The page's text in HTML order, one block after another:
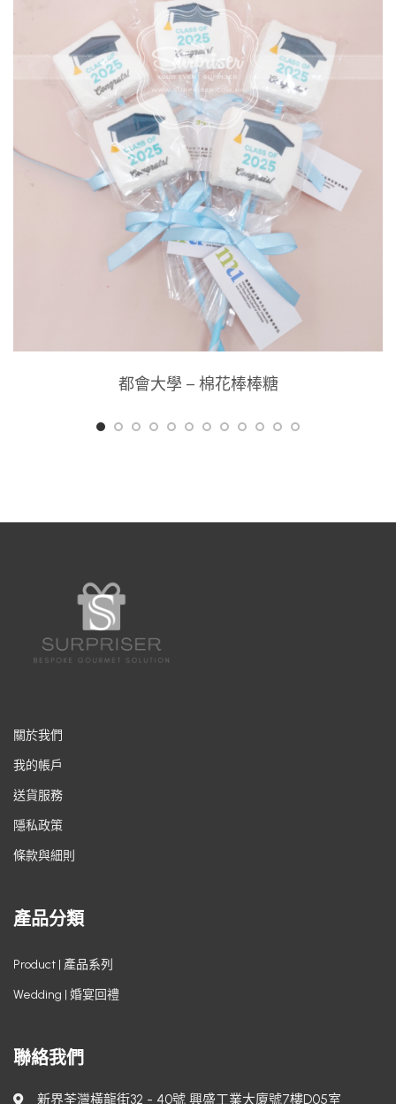
都會大學 – 棉花棒棒糖
關於我們
我的帳戶
送貨服務
隱私政策
條款與細則
產品分類
Product | 產品系列
Wedding | 婚宴回禮
聯絡我們
新界荃灣橫龍街32 - 40號 興盛工業大廈號7樓D05室